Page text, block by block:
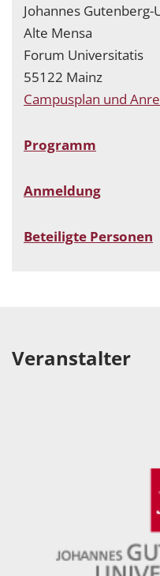
Johannes
Alte Mensa
Forum Universitatis
55122 Mainz
Campusplan und
Programm
Anmeldung
Beteiligte Personen
Veranstalter